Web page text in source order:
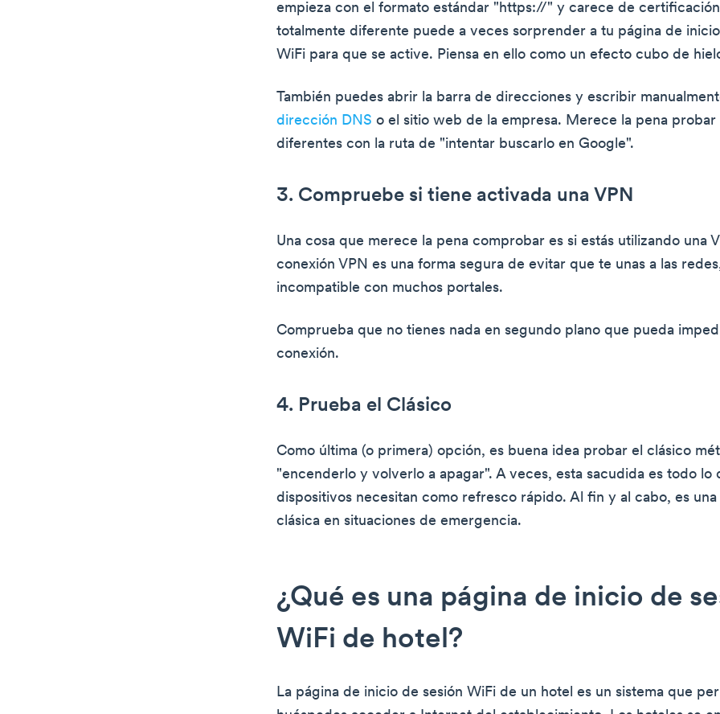
empieza con el formato estándar "https://" y carece de
totalmente diferente puede a veces sorprender a tu página de
WiFi para que se active. Piensa en ello como un efecto cubo de
También puedes abrir la barra de direcciones y escribir
dirección DNS o el sitio web de la empresa. Merece la pena probar
diferentes con la ruta de "intentar buscarlo en Google".
3. Compruebe si tiene activada una VPN
Una cosa que merece la pena comprobar es si estás utilizando una
conexión VPN es una forma segura de evitar que te unas a las
incompatible con muchos portales.
Comprueba que no tienes nada en segundo plano que pueda
conexión.
4. Prueba el Clásico
Como última (o primera) opción, es buena idea probar el clásico
"encenderlo y volverlo a apagar". A veces, esta sacudida es todo lo
dispositivos necesitan como refresco rápido. Al fin y al cabo, es
clásica en situaciones de emergencia.
¿Qué es una página de inicio de
WiFi de hotel?
La página de inicio de sesión WiFi de un hotel es un sistema que